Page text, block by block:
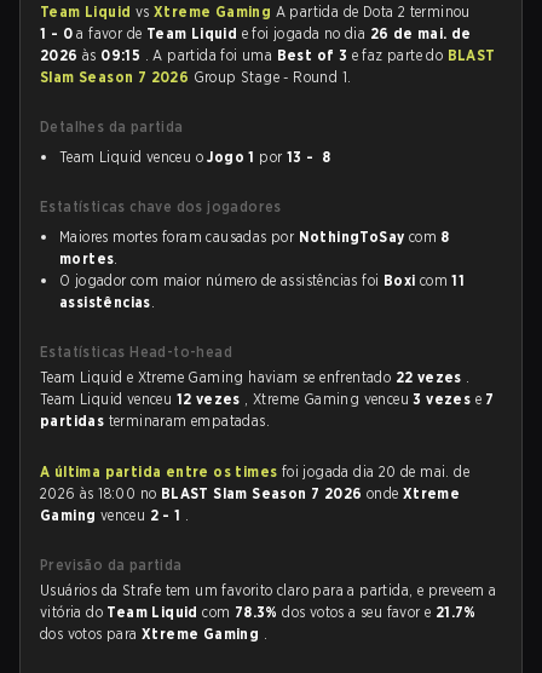
Team Liquid vsXtreme Gaming A partida de Dota 2 terminou
1 - 0 a favor de Team Liquid e foi jogada no dia 26 de mai. de
2026 às 09:15 . A partida foi uma Best of 3 e faz parte do BLAST
Slam Season 7 2026 Group Stage - Round 1.
Detalhes da partida
Team Liquid venceu oJogo 1 por 13 - 8
Estatísticas chave dos jogadores
Maiores mortes foram causadas por NothingToSay com 8
mortes.
O jogador com maior número de assistências foi Boxi com11
assistências.
Estatísticas Head-to-head
Team Liquid e Xtreme Gaming haviam se enfrentado 22 vezes .
Team Liquid venceu 12 vezes , Xtreme Gaming venceu3 vezes e 7
partidas terminaram empatadas.
A última partida entre os times foi jogada dia 20 de mai. de
2026 às 18:00 no BLAST Slam Season 7 2026 onde Xtreme
Gaming venceu 2 - 1 .
Previsão da partida
Usuários da Strafe tem um favorito claro para a partida, e preveem a
vitória do Team Liquidcom 78.3%dos votos a seu favor e 21.7%
dos votos para Xtreme Gaming .